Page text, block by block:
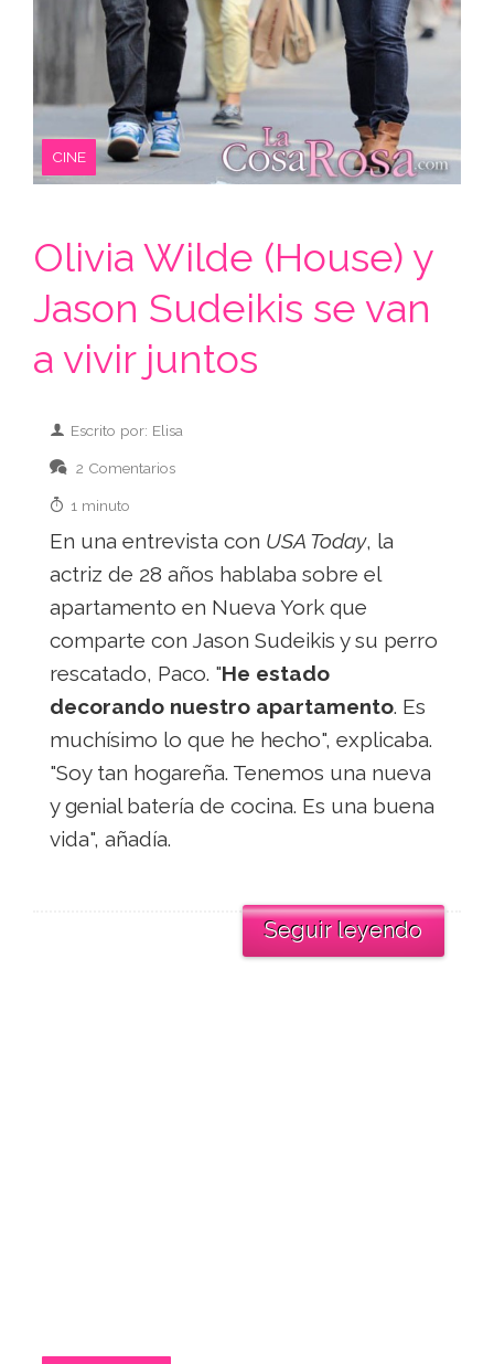
CINE
Olivia Wilde (House) y
Jason Sudeikis se van
a vivir juntos
Escrito por: Elisa
2 Comentarios
1 minuto
En una entrevista con USA Today, la
actriz de 28 años hablaba sobre el
apartamento en Nueva York que
comparte con Jason Sudeikis y su perro
rescatado, Paco. "He estado
decorando nuestro apartamento. Es
muchísimo lo que he hecho", explicaba.
"Soy tan hogareña. Tenemos una nueva
y genial batería de cocina. Es una buena
vida", añadía.
Seguir leyendo